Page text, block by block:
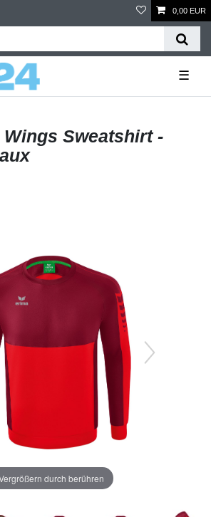
0,00 EUR
☰
Sweatshirt -
durch berühren